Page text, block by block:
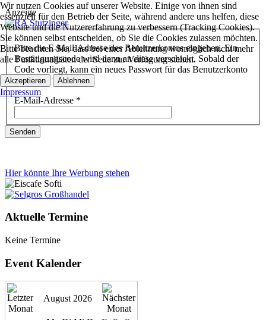
Anzeige
Bitte die E-Mail-Adresse des Benutzerkontos eingeben. Ein
Bestätigungscode wird dann an diese verschickt. Sobald der
Code vorliegt, kann ein neues Passwort für das Benutzerkonto
festgelegt werden.
E-Mail-Adresse *
Senden
Hier könnte Ihre Werbung stehen
Aktuelle Termine
Keine Termine
Event Kalender
August 2026
Wir nutzen Cookies auf unserer Website. Einige von ihnen sind
essenziell für den Betrieb der Seite, während andere uns helfen, diese
Website und die Nutzererfahrung zu verbessern (Tracking Cookies).
Sie können selbst entscheiden, ob Sie die Cookies zulassen möchten.
Bitte beachten Sie, dass bei einer Ablehnung womöglich nicht mehr
alle Funktionalitäten der Seite zur Verfügung stehen.
Akzeptieren Ablehnen
Impressum